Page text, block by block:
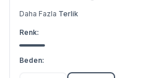
Daha Fazla Terlik
Renk:
Beden: